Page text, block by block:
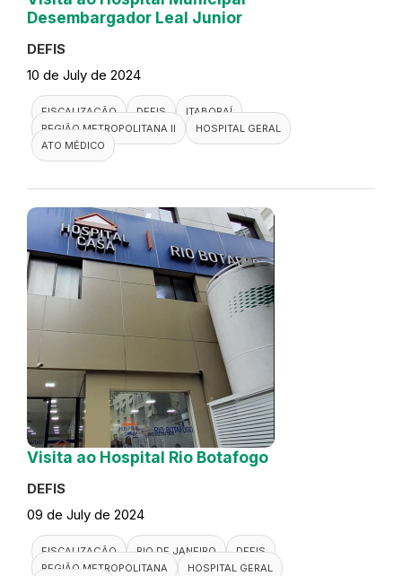
Desembargador Leal Junior
DEFIS
10 de July de 2024
FISCALIZAÇÃO DEFIS
ITABORAÍ
REGIÃO METROPOLITANA II
HOSPITAL GERAL
ATO MÉDICO
Visita ao Hospital Rio Botafogo
DEFIS
09 de July de 2024
FISCALIZAÇÃO RIO DE JANEIRO
DEFIS
REGIÃO METROPOLITANA
HOSPITAL GERAL